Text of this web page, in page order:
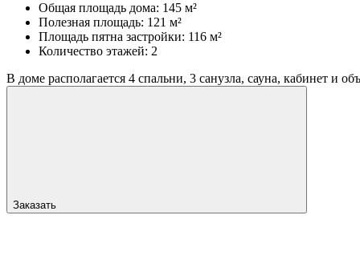
Общая площадь дома: 145 м²
Полезная площадь: 121 м²
Площадь пятна застройки: 116 м²
Количество этажей: 2
В доме располагается 4 спальни, 3 санузла, сауна, кабинет и
Заказать